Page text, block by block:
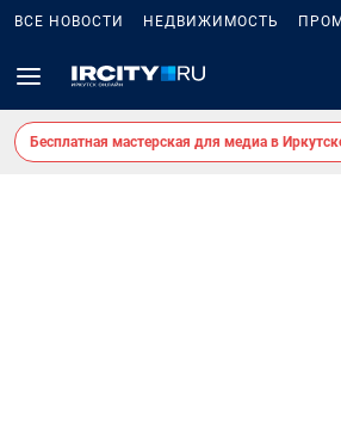
ВСЕ НОВОСТИ НЕДВИЖИМОСТЬ
Бесплатная мастерская для медиа в